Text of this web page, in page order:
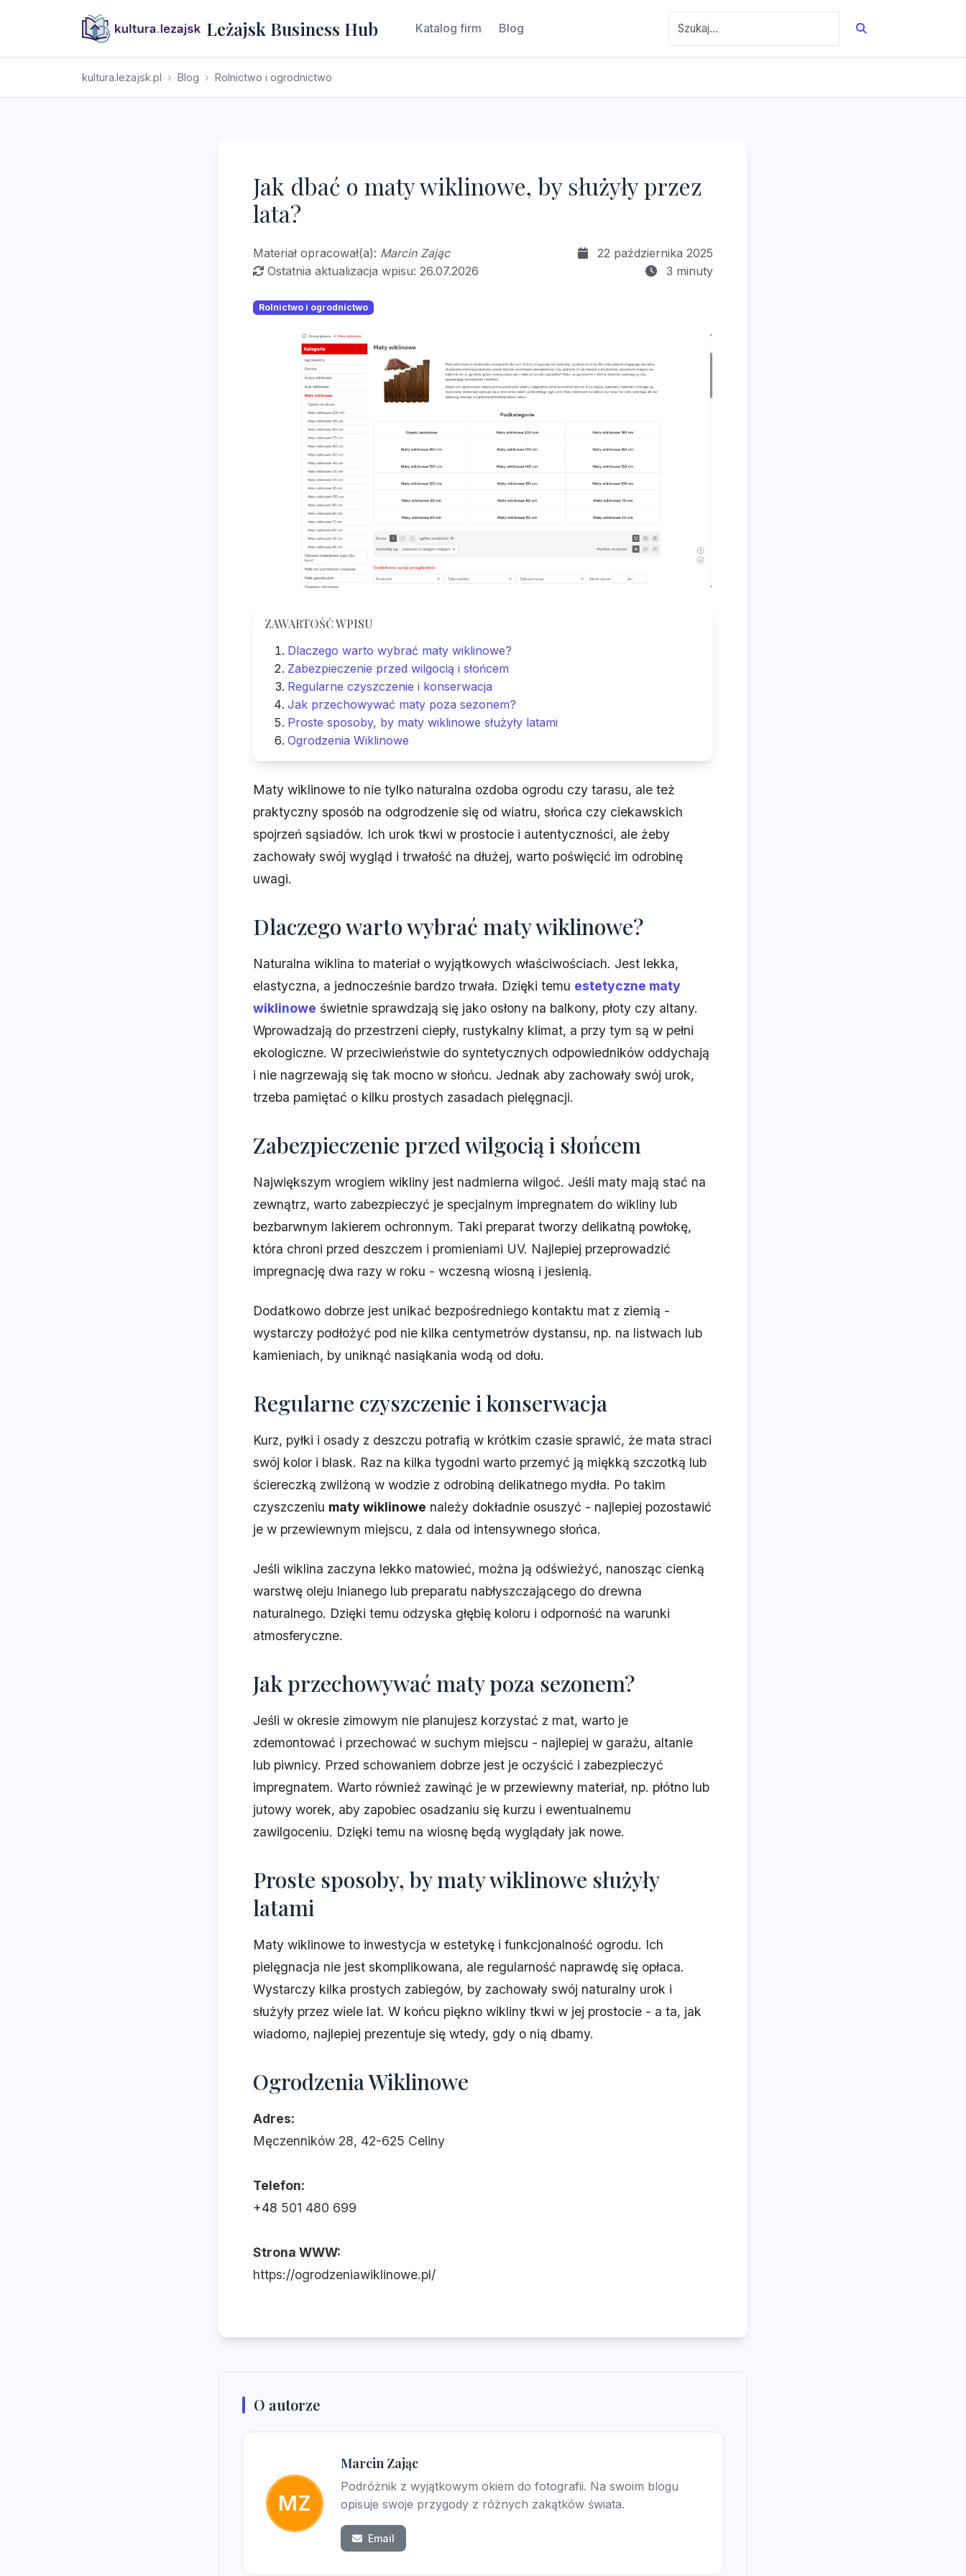
Leżajsk Business Hub Katalog firm Blog
kultura.lezajsk.pl Blog Rolnictwo i ogrodnictwo
Jak dbać o maty wiklinowe, by służyły przez
lata?
Materiał opracował(a): Marcin Zając
22 października 2025
Ostatnia aktualizacja wpisu: 26.07.2026
3 minuty
Rolnictwo i ogrodnictwo
ZAWARTOŚĆ WPISU
Dlaczego warto wybrać maty wiklinowe?
Zabezpieczenie przed wilgocią i słońcem
Regularne czyszczenie i konserwacja
Jak przechowywać maty poza sezonem?
Proste sposoby, by maty wiklinowe służyły latami
Ogrodzenia Wiklinowe
Maty wiklinowe to nie tylko naturalna ozdoba ogrodu czy tarasu, ale też
praktyczny sposób na odgrodzenie się od wiatru, słońca czy ciekawskich
spojrzeń sąsiadów. Ich urok tkwi w prostocie i autentyczności, ale żeby
zachowały swój wygląd i trwałość na dłużej, warto poświęcić im odrobinę
uwagi.
Dlaczego warto wybrać maty wiklinowe?
Naturalna wiklina to materiał o wyjątkowych właściwościach. Jest lekka,
elastyczna, a jednocześnie bardzo trwała. Dzięki temu estetyczne maty
wiklinowe świetnie sprawdzają się jako osłony na balkony, płoty czy altany.
Wprowadzają do przestrzeni ciepły, rustykalny klimat, a przy tym są w pełni
ekologiczne. W przeciwieństwie do syntetycznych odpowiedników oddychają
i nie nagrzewają się tak mocno w słońcu. Jednak aby zachowały swój urok,
trzeba pamiętać o kilku prostych zasadach pielęgnacji.
Zabezpieczenie przed wilgocią i słońcem
Największym wrogiem wikliny jest nadmierna wilgoć. Jeśli maty mają stać na
zewnątrz, warto zabezpieczyć je specjalnym impregnatem do wikliny lub
bezbarwnym lakierem ochronnym. Taki preparat tworzy delikatną powłokę,
która chroni przed deszczem i promieniami UV. Najlepiej przeprowadzić
impregnację dwa razy w roku - wczesną wiosną i jesienią.
Dodatkowo dobrze jest unikać bezpośredniego kontaktu mat z ziemią -
wystarczy podłożyć pod nie kilka centymetrów dystansu, np. na listwach lub
kamieniach, by uniknąć nasiąkania wodą od dołu.
Regularne czyszczenie i konserwacja
Kurz, pyłki i osady z deszczu potrafią w krótkim czasie sprawić, że mata straci
swój kolor i blask. Raz na kilka tygodni warto przemyć ją miękką szczotką lub
ściereczką zwilżoną w wodzie z odrobiną delikatnego mydła. Po takim
czyszczeniu maty wiklinowe należy dokładnie osuszyć - najlepiej pozostawić
je w przewiewnym miejscu, z dala od intensywnego słońca.
Jeśli wiklina zaczyna lekko matowieć, można ją odświeżyć, nanosząc cienką
warstwę oleju lnianego lub preparatu nabłyszczającego do drewna
naturalnego. Dzięki temu odzyska głębię koloru i odporność na warunki
atmosferyczne.
Jak przechowywać maty poza sezonem?
Jeśli w okresie zimowym nie planujesz korzystać z mat, warto je
zdemontować i przechować w suchym miejscu - najlepiej w garażu, altanie
lub piwnicy. Przed schowaniem dobrze jest je oczyścić i zabezpieczyć
impregnatem. Warto również zawinąć je w przewiewny materiał, np. płótno lub
jutowy worek, aby zapobiec osadzaniu się kurzu i ewentualnemu
zawilgoceniu. Dzięki temu na wiosnę będą wyglądały jak nowe.
Proste sposoby, by maty wiklinowe służyły
latami
Maty wiklinowe to inwestycja w estetykę i funkcjonalność ogrodu. Ich
pielęgnacja nie jest skomplikowana, ale regularność naprawdę się opłaca.
Wystarczy kilka prostych zabiegów, by zachowały swój naturalny urok i
służyły przez wiele lat. W końcu piękno wikliny tkwi w jej prostocie - a ta, jak
wiadomo, najlepiej prezentuje się wtedy, gdy o nią dbamy.
Ogrodzenia Wiklinowe
Adres:
Męczenników 28, 42-625 Celiny
Telefon:
+48 501 480 699
Strona WWW:
https://ogrodzeniawiklinowe.pl/
O autorze
MZ
Marcin Zając
Podróżnik z wyjątkowym okiem do fotografii. Na swoim blogu
opisuje swoje przygody z różnych zakątków świata.
Email